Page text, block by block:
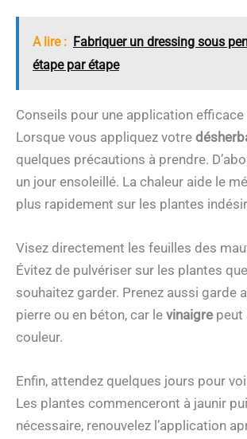
A lire : Fabriquer un dressing sous
étape par étape
Conseils pour une application
Lorsque vous appliquez votre
quelques précautions à prendre.
un jour ensoleillé. La chaleur aide le
plus rapidement sur les plantes
Visez directement les feuilles des
Évitez de pulvériser sur les plantes
souhaitez garder. Prenez aussi garde
pierre ou en béton, car le vinaigre peut
couleur.
Enfin, attendez quelques jours pour
Les plantes commenceront à jaunir
nécessaire, renouvelez l’application